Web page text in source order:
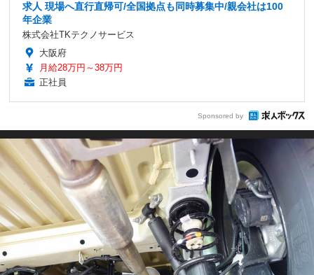
求人 現場へ直行直帰可/全国拠点も同時募集中/親会社は100
年企業
株式会社TKテクノサービス
大阪府
月給28万円～38万円
正社員
Sponsored by